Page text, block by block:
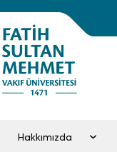
Hakkımızda